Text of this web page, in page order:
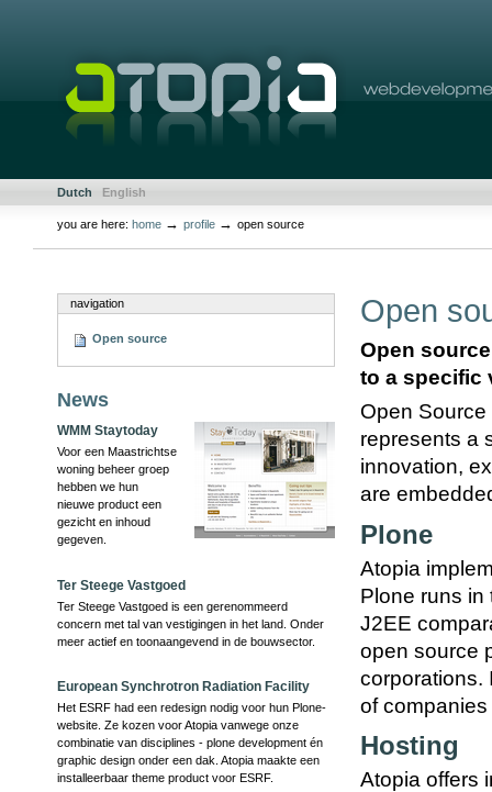
navigation
Dutch English
Personal
tools
you are here: home →profile →open source
navigation
Open source
News
WMM Staytoday
Voor een Maastrichtse
woning beheer groep
hebben we hun
nieuwe product een
gezicht en inhoud
gegeven.
Ter Steege Vastgoed
Ter Steege Vastgoed is een gerenommeerd
concern met tal van vestigingen in het land. Onder
meer actief en toonaangevend in de bouwsector.
European Synchrotron Radiation Facility
Het ESRF had een redesign nodig voor hun Plone-
website. Ze kozen voor Atopia vanwege onze
combinatie van disciplines - plone development én
graphic design onder een dak. Atopia maakte een
installeerbaar theme product voor ESRF.
Open
Open
to a specific
Open
represents a
innovation,
are
Plone
Atopia
Plone runs
J2EE
open source
corporations.
of
Hosting
Atopia offers